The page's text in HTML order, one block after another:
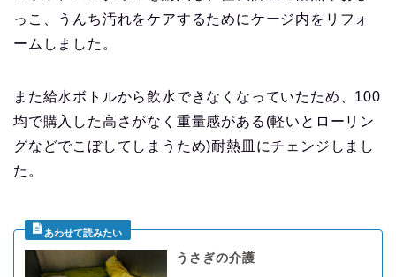
っこ、うんち汚れをケアするためにケージ内をリフォ
ームしました。
また給水ボトルから飲水できなくなっていたため、100
均で購入した高さがなく重量感がある(軽いとローリン
グなどでこぼしてしまうため)耐熱皿にチェンジしまし
た。
うさぎの介護